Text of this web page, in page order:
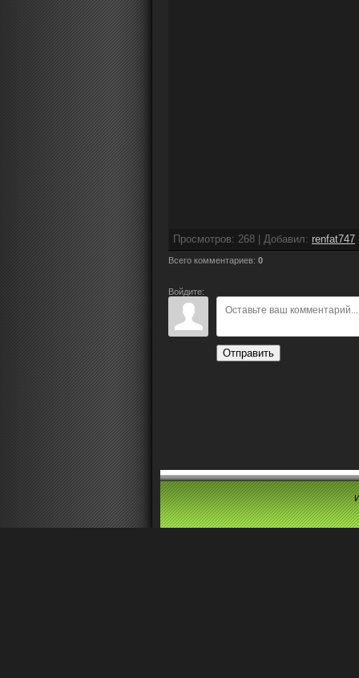
Просмотров: 268 | Добавил: renfat747
Всего комментариев: 0
Войдите:
Отправить